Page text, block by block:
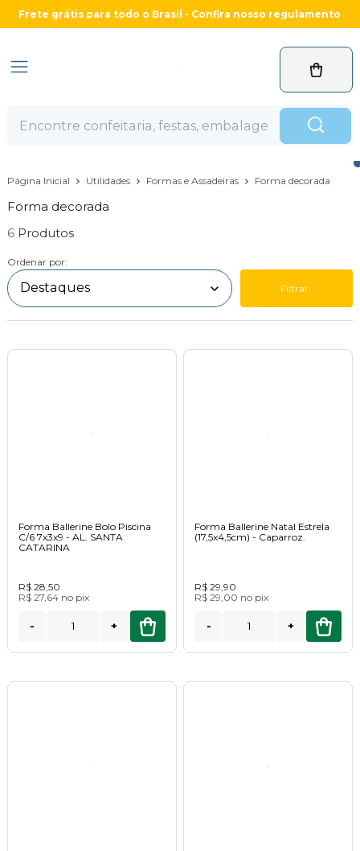
Frete grátis para todo o Brasil - Confira nosso regulamento
Página Inicial Utilidades Formas e Assadeiras Forma decorada
Forma decorada
6
Ordenar por:
Filtrar
Forma Ballerine Bolo Piscina
C/6 7x3x9 - AL. SANTA
CATARINA
R$ 28,50
R$ 27,64 no pix
- +
Forma Ballerine Natal Estrela
(17,5x4,5cm) - Caparroz.
R$ 29,90
R$ 29,00 no pix
- +